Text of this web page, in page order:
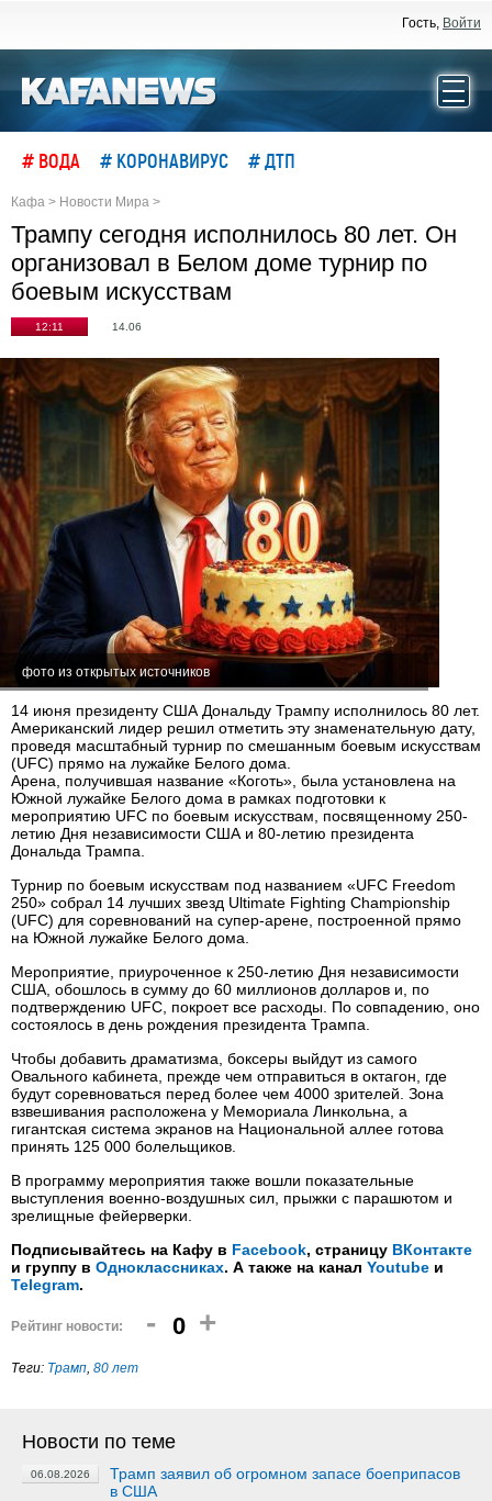
Гость, Войти
# ВОДА # КОРОНАВИРУС # ДТП
Кафа > Новости Мира >
Трампу сегодня исполнилось 80 лет. Он
организовал в Белом доме турнир по
боевым искусствам
12:11 14.06
фото из открытых источников
14 июня президенту США Дональду Трампу исполнилось 80 лет.
Американский лидер решил отметить эту знаменательную дату,
проведя масштабный турнир по смешанным боевым искусствам
(UFC) прямо на лужайке Белого дома.
Арена, получившая название «Коготь», была установлена ​​на
Южной лужайке Белого дома в рамках подготовки к
мероприятию UFC по боевым искусствам, посвященному 250-
летию Дня независимости США и 80-летию президента
Дональда Трампа.
Турнир по боевым искусствам под названием «UFC Freedom
250» собрал 14 лучших звезд Ultimate Fighting Championship
(UFC) для соревнований на супер-арене, построенной прямо
на Южной лужайке Белого дома.
Мероприятие, приуроченное к 250-летию Дня независимости
США, обошлось в сумму до 60 миллионов долларов и, по
подтверждению UFC, покроет все расходы. По совпадению, оно
состоялось в день рождения президента Трампа.
Чтобы добавить драматизма, боксеры выйдут из самого
Овального кабинета, прежде чем отправиться в октагон, где
будут соревноваться перед более чем 4000 зрителей. Зона
взвешивания расположена у Мемориала Линкольна, а
гигантская система экранов на Национальной аллее готова
принять 125 000 болельщиков.
В программу мероприятия также вошли показательные
выступления военно-воздушных сил, прыжки с парашютом и
зрелищные фейерверки.
Подписывайтесь на Кафу в Facebook, страницу ВКонтакте
и группу в Одноклассниках. А также на канал Youtube и
Telegram.
Рейтинг новости: - 0 +
Теги: Трамп, 80 лет
Новости по теме
06.08.2026
Трамп заявил об огромном запасе боеприпасов
в США